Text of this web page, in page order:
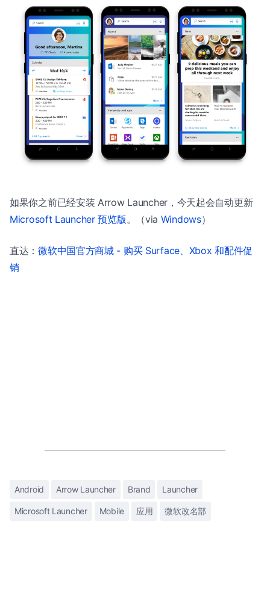
如果你之前已经安装 Arrow Launcher，今天起会自动更新
Microsoft Launcher 预览版。（via Windows）
直达：微软中国官方商城 - 购买 Surface、Xbox 和配件促
销
Android Arrow Launcher Brand Launcher
Microsoft Launcher Mobile 应用 微软改名部